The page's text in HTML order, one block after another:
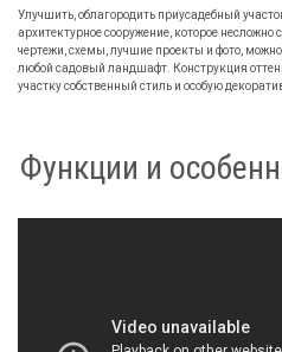
Улучшить, облагородить приусадебный
архитектурное сооружение, которое
чертежи, схемы, лучшие проекты и фото,
любой садовый ландшафт. Конструкция
участку собственный стиль и особую
Функции и